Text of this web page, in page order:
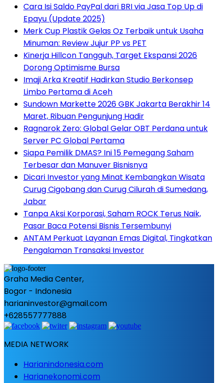
Cara Isi Saldo PayPal dari BRI via Jasa Top Up di
Epayu (Update 2025)
Merk Cup Plastik Gelas Oz Terbaik untuk Usaha
Minuman: Review Jujur PP vs PET
Kinerja Hillcon Tangguh, Target Ekspansi 2026
Dorong Optimisme Bursa
Imaji Arka Kreatif Hadirkan Studio Berkonsep
Limbo Pertama di Aceh
Sundown Markette 2026 GBK Jakarta Berakhir 14
Maret, Ribuan Pengunjung Hadir
Ragnarok Zero: Global Gelar OBT Perdana untuk
Server PC Global Pertama
Siapa Pemilik DMAS? Ini 15 Pemegang Saham
Terbesar dan Manuver Bisnisnya
Dicari Investor yang Minat Kembangkan Wisata
Curug Cigobang dan Curug Cilurah di Sumedang,
Jabar
Tanpa Aksi Korporasi, Saham ROCK Terus Naik,
Pasar Baca Potensi Bisnis Tersembunyi
ANTAM Perkuat Layanan Emas Digital, Tingkatkan
Pengalaman Transaksi Investor
Graha Media Center,
Bogor - Indonesia
harianinvestor@gmail.com
+628557777888
MEDIA NETWORK
Harianindonesia.com
Harianekonomi.com